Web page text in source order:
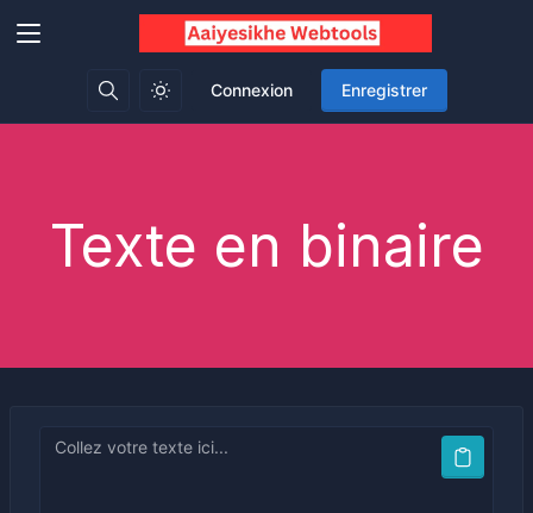
Connexion Enregistrer
Texte en binaire